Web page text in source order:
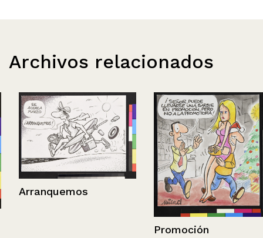
Archivos relacionados
Arranquemos
Promoción